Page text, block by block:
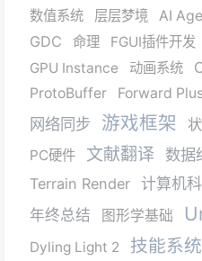
数值系统
层层梦境 AI
GDC 命理 FGUI插件开发
GPU Instance
动画系统
ProtoBuffer
Forward
网络同步 游戏框架
PC硬件
文献翻译 数据
Terrain Render 计算机
年终总结 图形学基础
Dyling Light 2
技能系统